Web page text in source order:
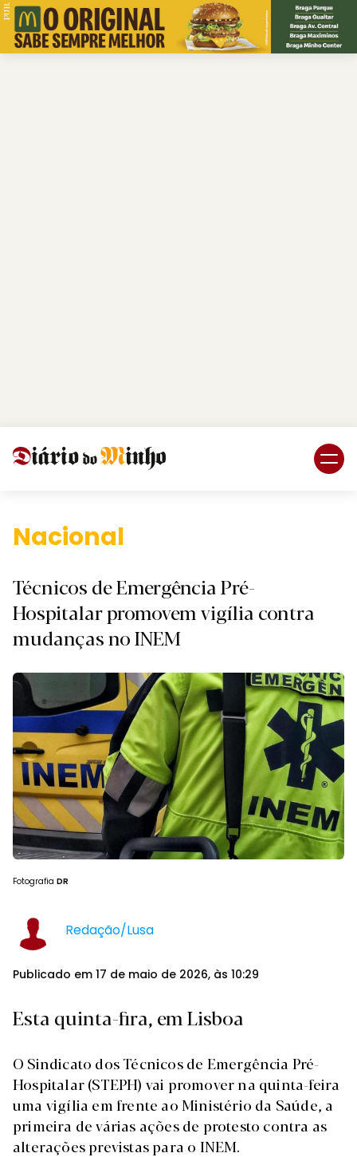
PUB.
Nacional.
Técnicos de Emergência Pré-
Hospitalar promovem vigília contra
mudanças no INEM
Fotografia DR
Redação/Lusa
Publicado em 17 de maio de 2026, às 10:29
Esta quinta-fira, em Lisboa
O Sindicato dos Técnicos de Emergência Pré-
Hospitalar (STEPH) vai promover na quinta-feira
uma vigília em frente ao Ministério da Saúde, a
primeira de várias ações de protesto contra as
alterações previstas para o INEM.